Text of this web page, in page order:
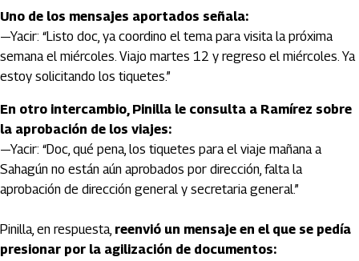
Uno de los mensajes aportados señala:
—Yacir: “Listo doc, ya coordino el tema para visita la próxima
semana el miércoles. Viajo martes 12 y regreso el miércoles. Ya
estoy solicitando los tiquetes.”
En otro intercambio, Pinilla le consulta a Ramírez sobre
la aprobación de los viajes:
—Yacir: “Doc, qué pena, los tiquetes para el viaje mañana a
Sahagún no están aún aprobados por dirección, falta la
aprobación de dirección general y secretaria general.”
Pinilla, en respuesta, reenvió un mensaje en el que se pedía
presionar por la agilización de documentos: